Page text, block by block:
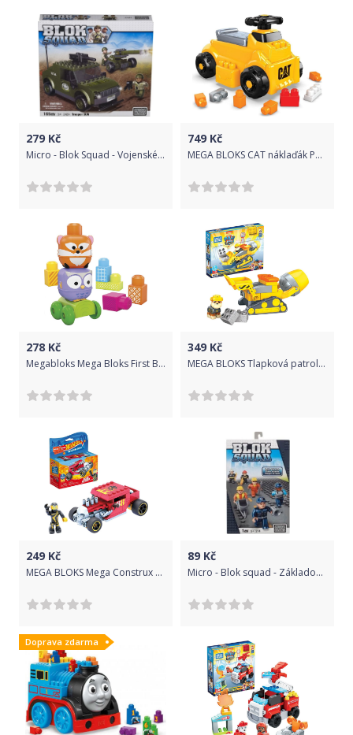
279 Kč
Micro - Blok Squad - Vojenské auto
749 Kč
MEGA BLOKS CAT náklaďák Postav a hraj si HDJ29
278 Kč
Megabloks Mega Bloks First Builders jezdící zvířátka
349 Kč
MEGA BLOKS Tlapková patrola Rubblův buldozer
249 Kč
MEGA BLOKS Mega Construx Hot Wheels Angličák Bone Shaker červený GVM28
89 Kč
Micro - Blok squad - Základová deska pro stavění
Doprava zdarma